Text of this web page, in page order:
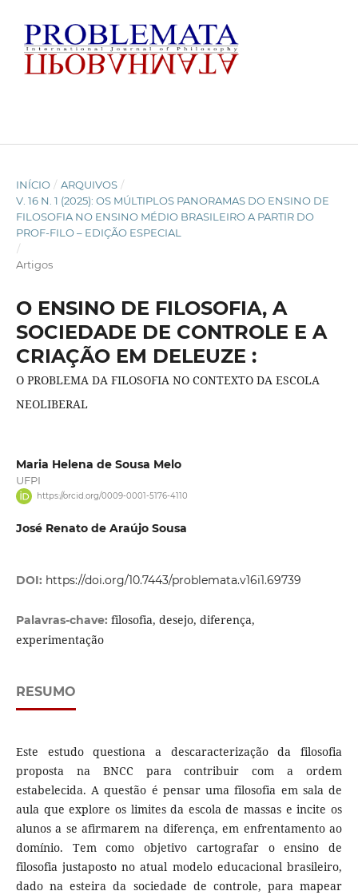
INÍCIO / ARQUIVOS /
V. 16 N. 1 (2025): OS MÚLTIPLOS PANORAMAS DO ENSINO DE
FILOSOFIA NO ENSINO MÉDIO BRASILEIRO A PARTIR DO
PROF-FILO – EDIÇÃO ESPECIAL
/
Artigos
O ENSINO DE FILOSOFIA, A
SOCIEDADE DE CONTROLE E A
CRIAÇÃO EM DELEUZE :
O PROBLEMA DA FILOSOFIA NO CONTEXTO DA ESCOLA
NEOLIBERAL
Maria Helena de Sousa Melo
UFPI
https://orcid.org/0009-0001-5176-4110
José Renato de Araújo Sousa
DOI: https://doi.org/10.7443/problemata.v16i1.69739
Palavras-chave: filosofia, desejo, diferença,
experimentação
RESUMO
Este estudo questiona a descaracterização da filosofia
proposta na BNCC para contribuir com a ordem
estabelecida. A questão é pensar uma filosofia em sala de
aula que explore os limites da escola de massas e incite os
alunos a se afirmarem na diferença, em enfrentamento ao
domínio. Tem como objetivo cartografar o ensino de
filosofia justaposto no atual modelo educacional brasileiro,
dado na esteira da sociedade de controle, para mapear